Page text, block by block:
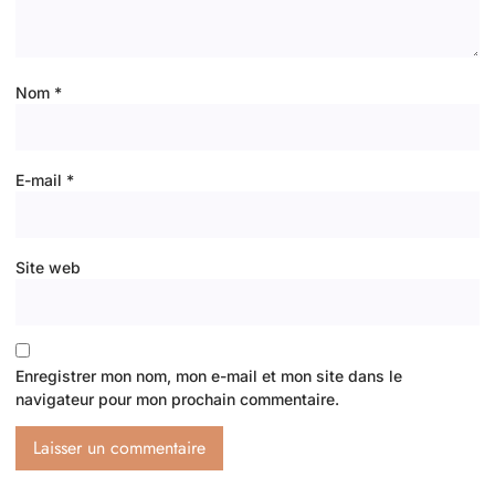
Nom *
E-mail *
Site web
Enregistrer mon nom, mon e-mail et mon site dans le
navigateur pour mon prochain commentaire.